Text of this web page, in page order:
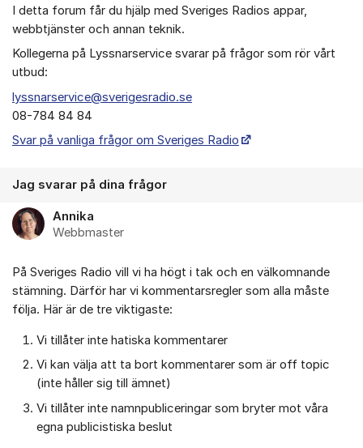
I detta forum får du hjälp med Sveriges Radios appar,
webbtjänster och annan teknik.
Kollegerna på Lyssnarservice svarar på frågor som rör vårt
utbud:
lyssnarservice@sverigesradio.se
08-784 84 84
Svar på vanliga frågor om Sveriges Radio
Jag svarar på dina frågor
Annika
Webbmaster
På Sveriges Radio vill vi ha högt i tak och en välkomnande
stämning. Därför har vi kommentarsregler som alla måste
följa. Här är de tre viktigaste:
Vi tillåter inte hatiska kommentarer
Vi kan välja att ta bort kommentarer som är off topic
(inte håller sig till ämnet)
Vi tillåter inte namnpubliceringar som bryter mot våra
egna publicistiska beslut